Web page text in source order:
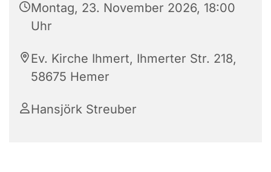
Montag, 23. November 2026, 18:00
Uhr
Ev. Kirche Ihmert, Ihmerter Str. 218,
58675 Hemer
Hansjörk Streuber